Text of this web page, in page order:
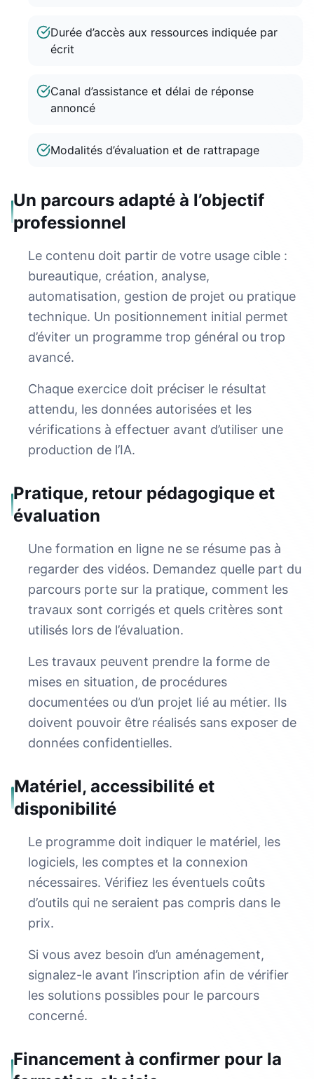
Durée d’accès aux ressources indiquée par
écrit
Canal d’assistance et délai de réponse
annoncé
Modalités d’évaluation et de rattrapage
Un parcours adapté à l’objectif
professionnel
Le contenu doit partir de votre usage cible :
bureautique, création, analyse,
automatisation, gestion de projet ou pratique
technique. Un positionnement initial permet
d’éviter un programme trop général ou trop
avancé.
Chaque exercice doit préciser le résultat
attendu, les données autorisées et les
vérifications à effectuer avant d’utiliser une
production de l’IA.
Pratique, retour pédagogique et
évaluation
Une formation en ligne ne se résume pas à
regarder des vidéos. Demandez quelle part du
parcours porte sur la pratique, comment les
travaux sont corrigés et quels critères sont
utilisés lors de l’évaluation.
Les travaux peuvent prendre la forme de
mises en situation, de procédures
documentées ou d’un projet lié au métier. Ils
doivent pouvoir être réalisés sans exposer de
données confidentielles.
Matériel, accessibilité et
disponibilité
Le programme doit indiquer le matériel, les
logiciels, les comptes et la connexion
nécessaires. Vérifiez les éventuels coûts
d’outils qui ne seraient pas compris dans le
prix.
Si vous avez besoin d’un aménagement,
signalez-le avant l’inscription afin de vérifier
les solutions possibles pour le parcours
concerné.
Financement à confirmer pour la